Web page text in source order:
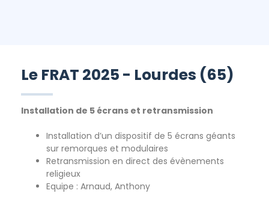
Le FRAT 2025 - Lourdes (65)
Installation de 5 écrans et retransmission
Installation d’un dispositif de 5 écrans géants
sur remorques et modulaires
Retransmission en direct des évènements
religieux
Equipe : Arnaud, Anthony